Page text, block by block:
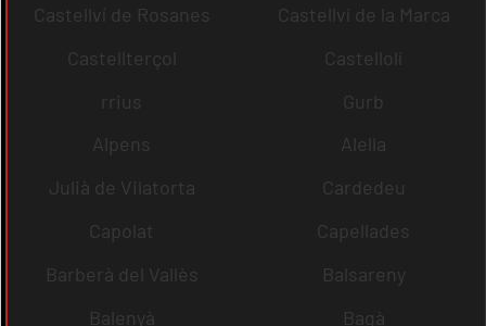
Castellví de Rosanes
Castellví de la Marca
Castellterçol
Castellolí
rrius
Gurb
Alpens
Alella
Julià de Vilatorta
Cardedeu
Capolat
Capellades
Barberà del Vallès
Balsareny
Balenyà
Bagà